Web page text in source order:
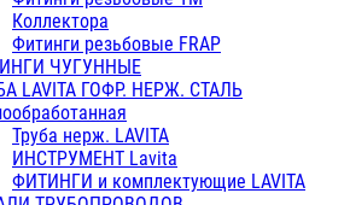
Коллектора
Фитинги резьбовые FRAP
ЧУГУННЫЕ
LAVITA ГОФР. НЕРЖ. СТАЛЬ
Труба нерж. LAVITA
ИНСТРУМЕНТ Lavita
ФИТИНГИ и комплектующие LAVITA